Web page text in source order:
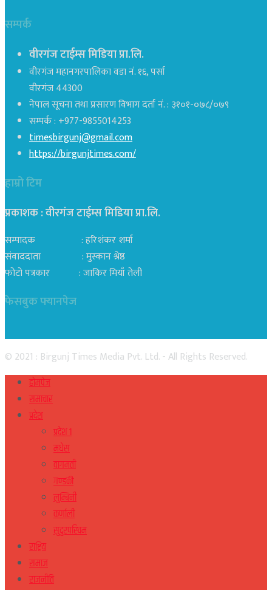
सम्पर्क
वीरगंज टाईम्स मिडिया प्रा.लि.
वीरगंज महानगरपालिका वडा नं. १६, पर्सा
वीरगंज 44300
नेपाल सूचना तथा प्रसारण विभाग दर्ता नं. : ३१०१-०७८/०७९
सम्पर्क : +977-9855014253
timesbirgunj@gmail.com
https://birgunjtimes.com/
हाम्रो टिम
प्रकाशक : वीरगंज टाईम्स मिडिया प्रा‍.लि.
सम्पादक : हरिशंकर शर्मा
संवाददाता : मुस्कान श्रेष्ठ
फोटो पत्रकार : जाकिर मियाँ तेली
फेसबुक फ्यानपेज
© 2021 : Birgunj Times Media Pvt. Ltd. - All Rights Reserved.
होमपेज
समाचार
प्रदेश
प्रदेश १
मधेस
वागमती
गण्डकी
लुम्बिनी
कर्णाली
सुदुरपस्चिम
राष्ट्रिय
समाज
राजनीति